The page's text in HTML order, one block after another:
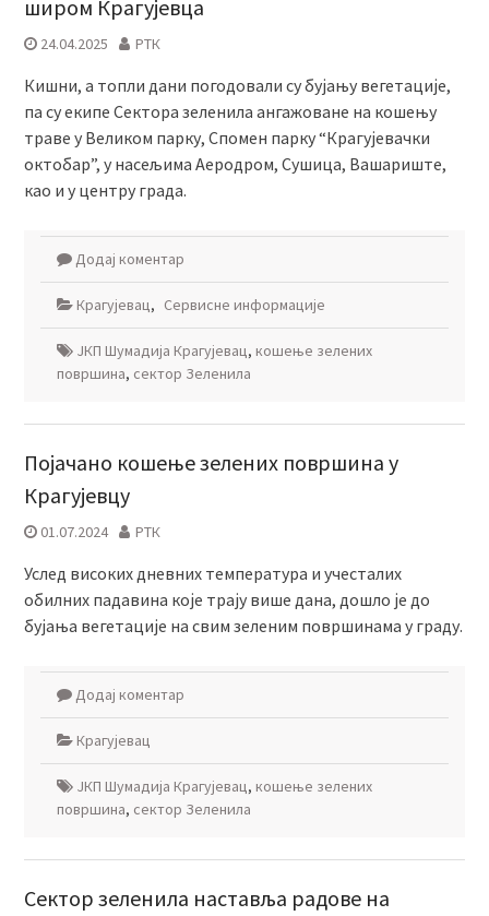
широм Крагујевца
24.04.2025 РТК
Кишни, а топли дани погодовали су бујању вегетације,
па су екипе Сектора зеленила ангажоване на кошењу
траве у Великом парку, Спомен парку “Крагујевачки
октобар”, у насељима Аеродром, Сушица, Вашариште,
као и у центру града.
Додај коментар
Крагујевац, Сервисне информације
ЈКП Шумадија Крагујевац, кошење зелених
површина, сектор Зеленила
Појачано кошење зелених површина у
Крагујевцу
01.07.2024 РТК
Услед високих дневних температура и учесталих
обилних падавина које трају више дана, дошло је до
бујања вегетације на свим зеленим површинама у граду.
Додај коментар
Крагујевац
ЈКП Шумадија Крагујевац, кошење зелених
површина, сектор Зеленила
Сектор зеленила наставља радове на